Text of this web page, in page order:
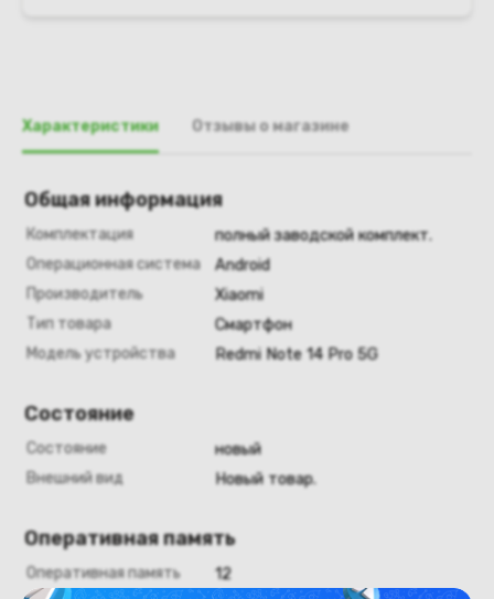
Характеристики Отзывы о магазине
Общая информация
Комплектация
полный заводской комплект.
Операционная система
Android
Производитель
Xiaomi
Тип товара
Смартфон
Модель устройства
Redmi Note 14 Pro 5G
Состояние
Состояние
новый
Внешний вид
Новый товар.
Оперативная память
Оперативная память 12